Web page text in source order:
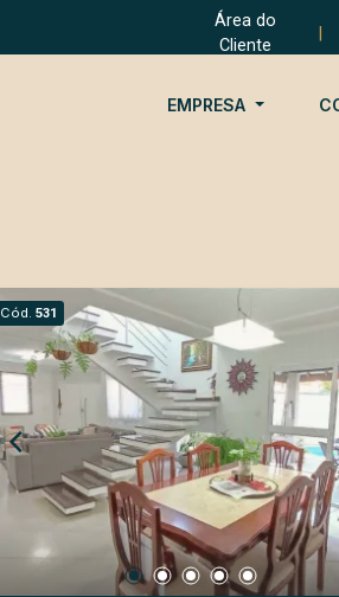
Área do
Cliente
EMPRESA
Cód. 531